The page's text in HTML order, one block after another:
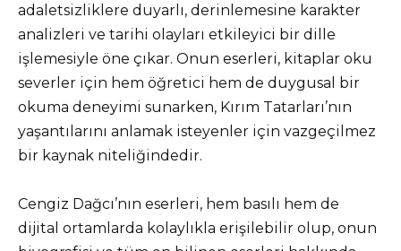
adaletsizliklere duyarlı, derinlemesine karakter
analizleri ve tarihi olayları etkileyici bir dille
işlemesiyle öne çıkar. Onun eserleri, kitaplar oku
severler için hem öğretici hem de duygusal bir
okuma deneyimi sunarken, Kırım Tatarları’nın
yaşantılarını anlamak isteyenler için vazgeçilmez
bir kaynak niteliğindedir.
Cengiz Dağcı’nın eserleri, hem basılı hem de
dijital ortamlarda kolaylıkla erişilebilir olup, onun